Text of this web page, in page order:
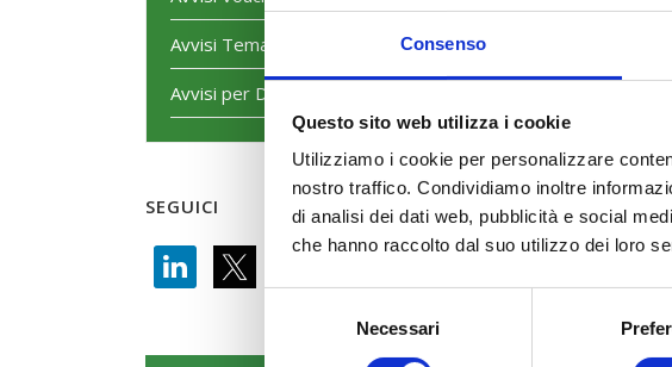
Consenso
Questo sito web utilizza i cookie
Utilizziamo i cookie per personalizzare
nostro traffico. Condividiamo inoltre
di analisi dei dati web, pubblicità e social
che hanno raccolto dal suo utilizzo dei loro
consenso
Necessari
Avvisi Tematici
Avvisi per Dirigenti
SEGUICI
Avviso